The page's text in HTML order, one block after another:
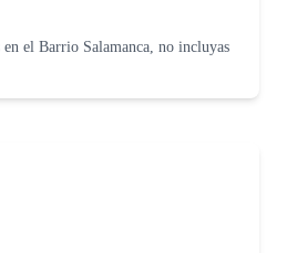
en el Barrio Salamanca, no incluyas